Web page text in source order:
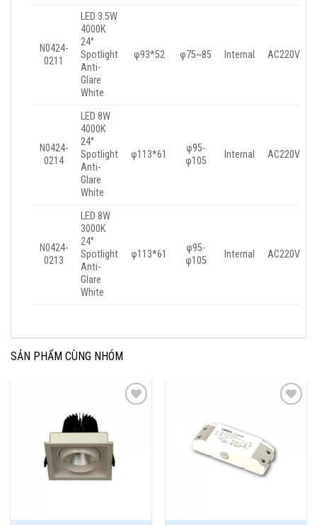
N0424-
0211
LED 3.5W
4000K
24°
Spotlight
Anti-
Glare
White
φ93*52 φ75~85 Internal AC220V
N0424-
0214
LED 8W
4000K
24°
Spotlight
Anti-
Glare
White
φ113*61
φ95-
φ105
Internal AC220V
N0424-
0213
LED 8W
3000K
24°
Spotlight
Anti-
Glare
White
φ113*61
φ95-
φ105
Internal AC220V
SẢN PHẨM CÙNG NHÓM
Wishlist